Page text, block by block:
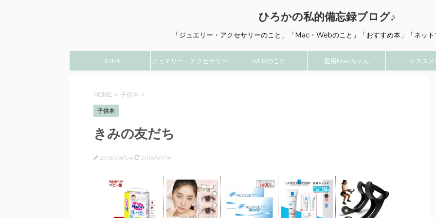
ひろかの私的備忘録ブログ♪
「ジュエリー・アクセサリーのこと」「Mac・Webのこと」「おすすめ本」「ネッ
HOME ジュエリー・アクセサリー WEBのこと 愛用Macちゃん オススメ
HOME > 子供本 >
子供本
きみの友だち
2015/04/04 2016/07/14